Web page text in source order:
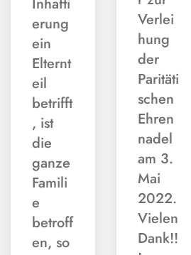
erung
ein
Elternt
eil
betrifft
, ist
die
ganze
Famili
e
betroff
en, so
Verlei
hung
der
Paritäti
schen
Ehren
nadel
am 3.
Mai
2022.
Vielen
Dank!!